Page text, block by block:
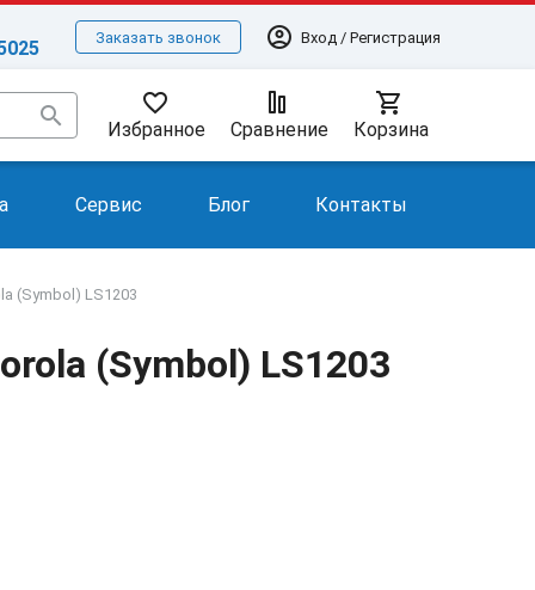
Заказать звонок account_circle Вход / Регистрация
search favorite_border
Избранное Сравнение
shopping_cart
Корзина
Сервис Блог Контакты
(Symbol) LS1203
(Symbol) LS1203